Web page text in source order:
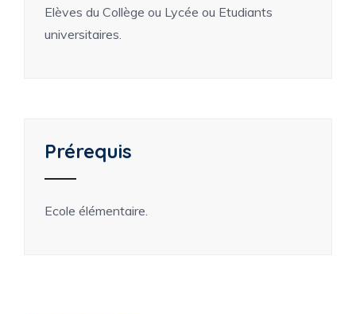
Elèves du Collège ou Lycée ou Etudiants
universitaires.
Prérequis
Ecole élémentaire.